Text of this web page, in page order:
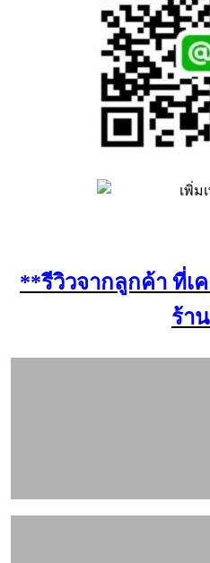
**รีวิวจากลูกค้า ที่เ
ร้า